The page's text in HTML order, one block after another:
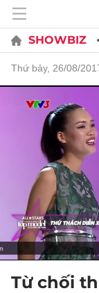
SHOWBIZ
thứ bảy, 26/08/
Từ chối